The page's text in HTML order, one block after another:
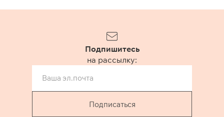
Подпишитесь
на рассылку:
Подписаться